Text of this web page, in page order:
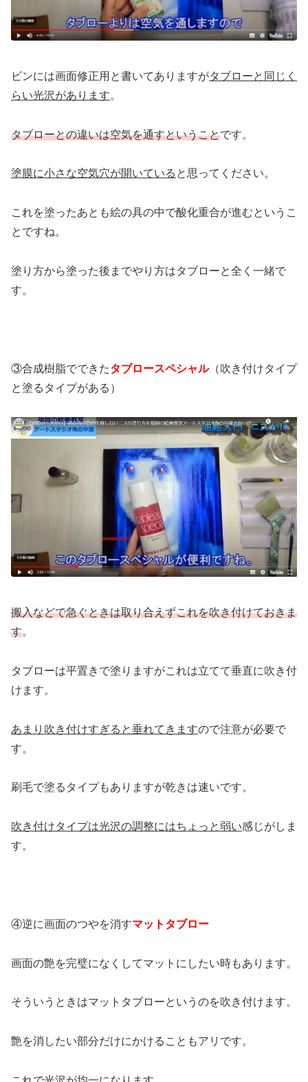
ビンには画面修正用と書いてありますがタブローと同じく
らい光沢があります。
タブローとの違いは空気を通すということです。
塗膜に小さな空気穴が開いている と思ってください。
これを塗ったあとも絵の具の中で酸化重合が進むというこ
とですね。
塗り方から塗った後までやり方はタブローと全く一緒で
す。
③合成樹脂でできたタブロースペシャル（吹き付けタイプ
と塗るタイプがある）
搬入などで急ぐときは取り合えずこれを吹き付けておきま
す。
タブローは平置きで塗りますがこれは立てて垂直に吹き付
けます。
あまり吹き付けすぎると垂れてきますので注意が必要で
す。
刷毛で塗るタイプもありますが乾きは速いです。
吹き付けタイプは光沢の調整にはちょっと弱い感じがしま
す。
④逆に画面のつやを消すマットタブロー
画面の艶を完璧になくしてマットにしたい時もあります。
そういうときはマットタブローというのを吹き付けます。
艶を消したい部分だけにかけることもアリです。